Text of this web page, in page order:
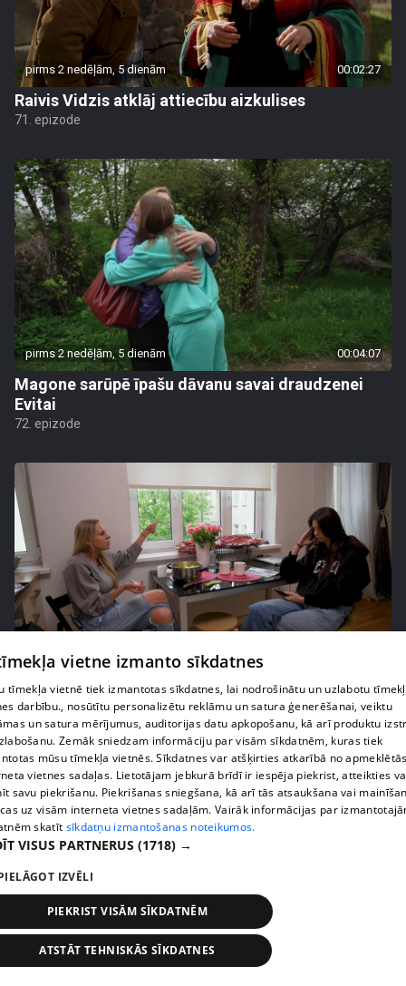
pirms 2 nedēļām, 5 dienām 00:02:27
Raivis Vidzis atklāj attiecību aizkulises
71. epizode
pirms 2 nedēļām, 5 dienām 00:04:07
Magone sarūpē īpašu dāvanu savai draudzenei
Evitai
72. epizode
pirms 2 nedēļām, 6 dienām
Lukērijas Kambalas lielā iespēja "Victoria's
Secret" atlasē atduras pret finansiāliem
sarežģījumiem
71. epizode
vietne izmanto sīkdatnes
tīmekļa vietnē tiek izmantotas sīkdatnes, lai nodrošinātu un uzlabotu
darbību., nosūtītu personalizētu reklāmu un satura ģenerēšanai, veiktu
un satura mērījumus, auditorijas datu apkopošanu, kā arī produktu
Zemāk sniedzam informāciju par visām sīkdatnēm, kuras tiek
mūsu tīmekļa vietnēs. Sīkdatnes var atšķirties atkarībā no
vietnes sadaļas. Lietotājam jebkurā brīdī ir iespēja piekrist, atteikties
savu piekrišanu. Piekrišanas sniegšana, kā arī tās atsaukšana vai
uz visām interneta vietnes sadaļām. Vairāk informācijas par
skatīt sīkdatņu izmantošanas noteikumos.
VISUS PARTNERUS (1718) →
IZVĒLI
PIEKRIST VISĀM SĪKDATNĒM
ATSTĀT TEHNISKĀS SĪKDATNES